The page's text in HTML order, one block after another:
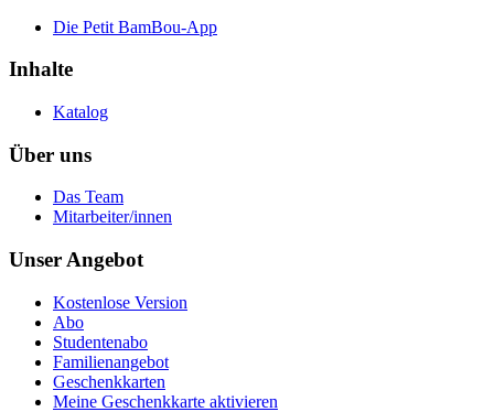
Die Petit BamBou-App
Inhalte
Katalog
Über uns
Das Team
Mitarbeiter/innen
Unser Angebot
Kostenlose Version
Abo
Studentenabo
Familienangebot
Geschenkkarten
Meine Geschenkkarte aktivieren